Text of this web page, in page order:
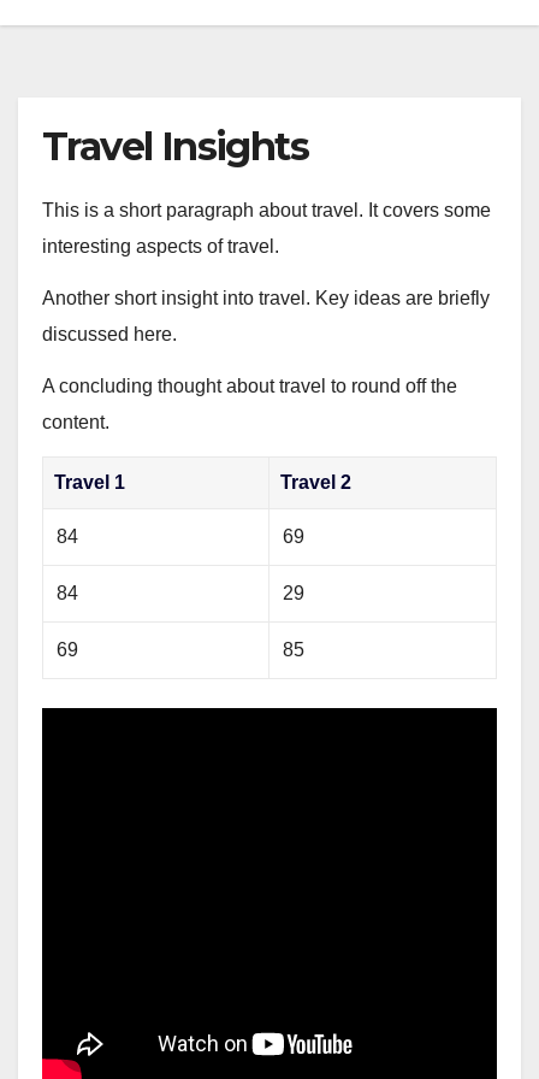
Travel Insights
This is a short paragraph about travel. It covers some
interesting aspects of travel.
Another short insight into travel. Key ideas are briefly
discussed here.
A concluding thought about travel to round off the
content.
Travel 1 Travel 2
84 69
84 29
69 85